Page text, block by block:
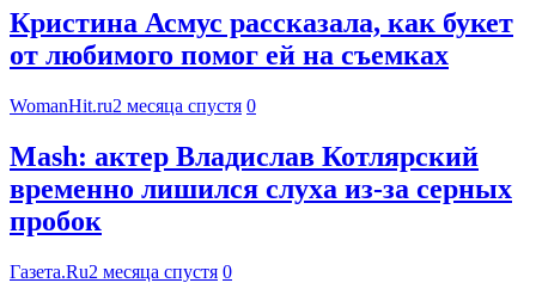
Кристина Асмус рассказала, как букет
от любимого помог ей на съемках
WomanHit.ru2 месяца спустя 0
Mash: актер Владислав Котлярский
временно лишился слуха из-за серных
пробок
Газета.Ru2 месяца спустя 0